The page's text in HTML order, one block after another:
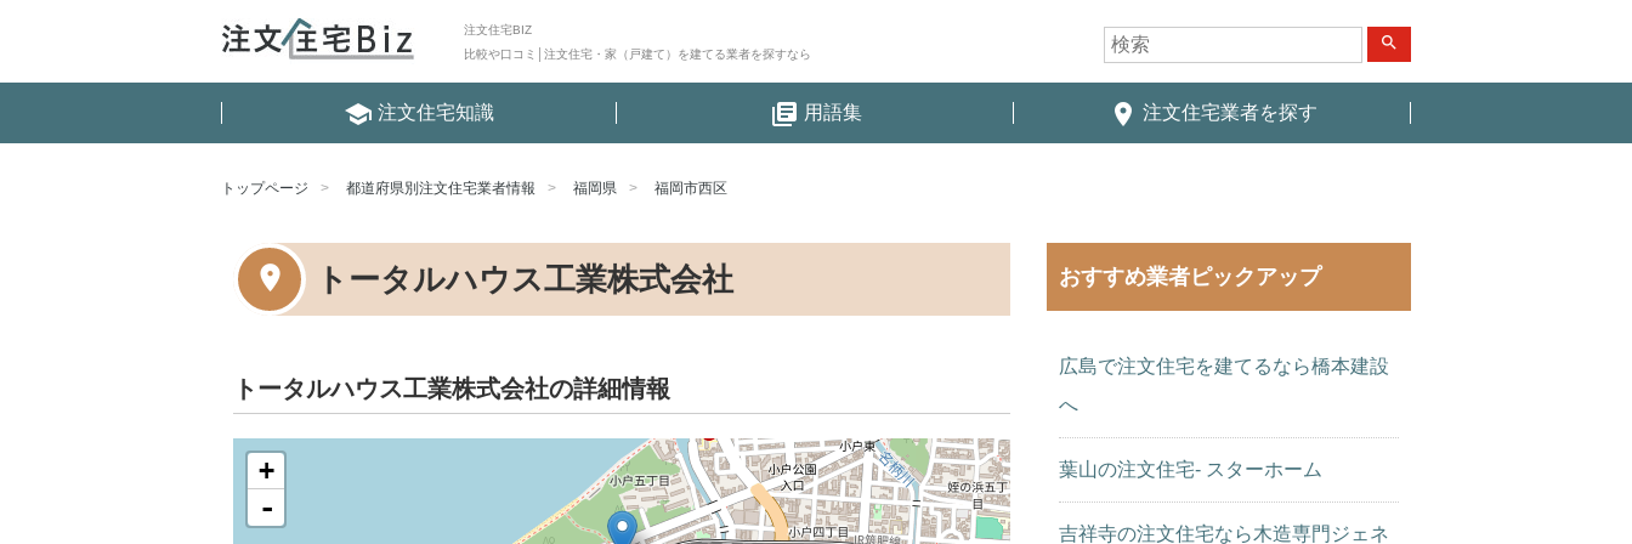
注文住宅BIZ
比較や口コミ│注文住宅・家（戸建て）を建てる業者を探すなら
search
school 注文住宅知識 library_books 用語集 place 注文住宅業者を探す
トップページ 都道府県別注文住宅業者情報 福岡県 福岡市西区
トータルハウス工業株式会社
トータルハウス工業株式会社の詳細情報
+
-
おすすめ業者ピックアップ
広島で注文住宅を建てるなら橋本建設
へ
葉山の注文住宅- スターホーム
吉祥寺の注文住宅なら木造専門ジェネ